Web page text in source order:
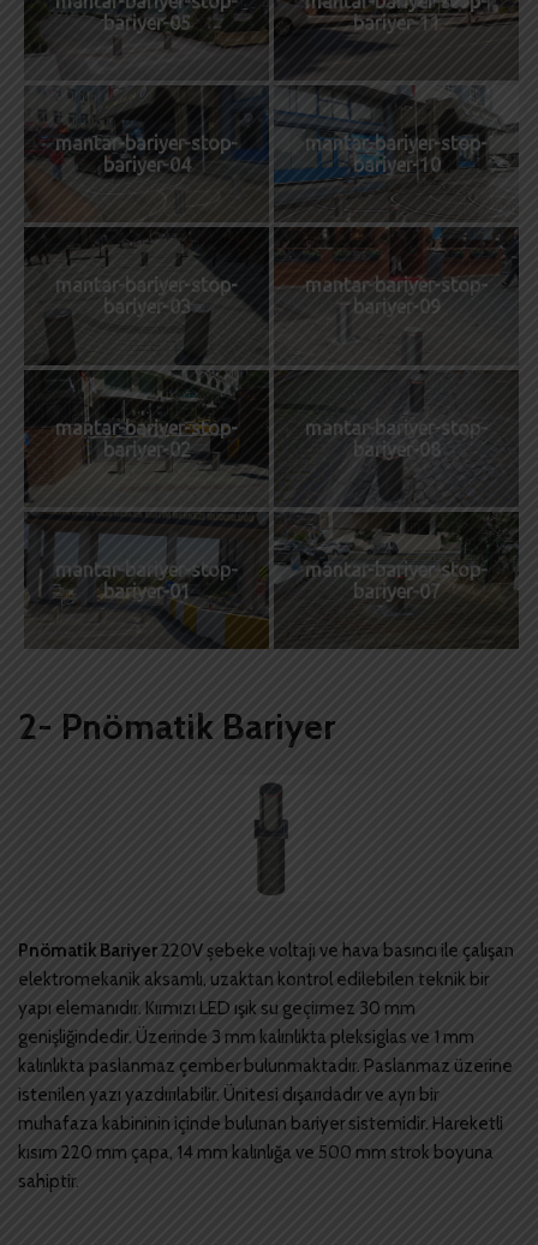
bariyer-05
bariyer-11
mantar-bariyer-stop-
bariyer-04
mantar-bariyer-stop-
bariyer-10
mantar-bariyer-stop-
bariyer-03
mantar-bariyer-stop-
bariyer-09
mantar-bariyer-stop-
bariyer-02
mantar-bariyer-stop-
bariyer-08
mantar-bariyer-stop-
bariyer-01
mantar-bariyer-stop-
bariyer-07
2- Pnömatik Bariyer
Pnömatik Bariyer220V şebeke voltajı ve hava basıncı ile çalışan
elektromekanik aksamlı, uzaktan kontrol edilebilen teknik bir
yapı elemanıdır. Kırmızı LED ışık su geçirmez 30 mm
genişliğindedir. Üzerinde 3 mm kalınlıkta pleksiglas ve 1 mm
kalınlıkta paslanmaz çember bulunmaktadır. Paslanmaz üzerine
istenilen yazı yazdırılabilir. Ünitesi dışarıdadır ve ayrı bir
muhafaza kabininin içinde bulunan bariyer sistemidir. Hareketli
kısım 220 mm çapa, 14 mm kalınlığa ve 500 mm strok boyuna
sahiptir.